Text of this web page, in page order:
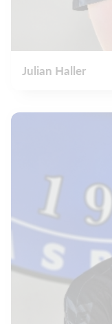
Julian Haller